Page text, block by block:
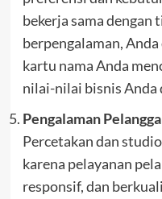
bekerja sama dengan
berpengalaman,
kartu nama Anda
nilai-nilai bisnis Anda
Pengalaman
Percetakan dan
karena pelayanan
responsif, dan